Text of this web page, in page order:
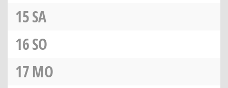
15SA
16SO
17MO